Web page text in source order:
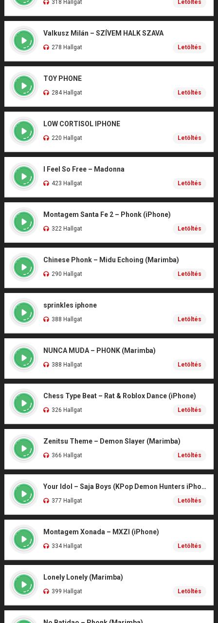
318 Hallgat Letöltés
Valkusz Milán – SZÍVEM HALK SZAVA
278 Hallgat Letöltés
TOY PHONE
284 Hallgat Letöltés
LOW CORTISOL IPHONE
220 Hallgat Letöltés
I Feel So Free – Madonna
423 Hallgat Letöltés
Montagem Santa Fe 2 – Phonk (iPhone)
322 Hallgat Letöltés
Chinese Phonk – Midu Echoing (Marimba)
290 Hallgat Letöltés
sprinkles iphone
388 Hallgat Letöltés
NUNCA MUDA – PHONK (Marimba)
388 Hallgat Letöltés
Chess Type Beat – Rat & Roblox Dance (iPhone)
326 Hallgat Letöltés
Zenitsu Theme – Demon Slayer (Marimba)
366 Hallgat Letöltés
Your Idol – Saja Boys (KPop Demon Hunters iPhone)
377 Hallgat Letöltés
Montagem Xonada – MXZI (iPhone)
334 Hallgat Letöltés
Lonely Lonely (Marimba)
399 Hallgat Letöltés